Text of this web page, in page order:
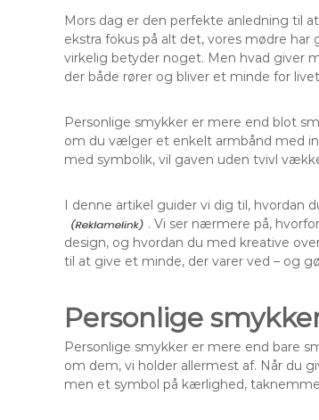
Mors dag er den perfekte anledning til
ekstra fokus på alt det, vores mødre
virkelig betyder noget. Men hvad giver
der både rører og bliver et minde for
Personlige smykker er mere end blot
om du vælger et enkelt armbånd med
med symbolik, vil gaven uden tvivl
I denne artikel guider vi dig til,
. Vi ser nærmere på,
design, og hvordan du med kreative
til at give et minde, der varer ved – og
Personlige
Personlige smykker er mere end bare
om dem, vi holder allermest af. Når du
men et symbol på kærlighed,